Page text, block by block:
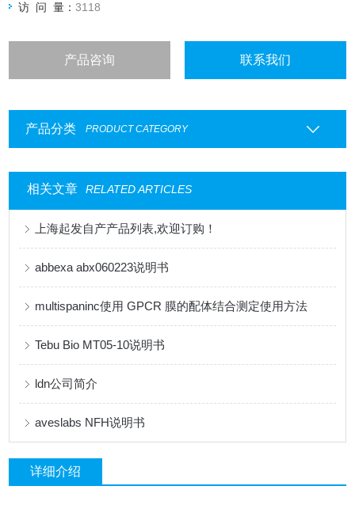
访 问 量：3118
产品咨询 联系我们
产品分类 PRODUCT CATEGORY
相关文章 RELATED ARTICLES
上海起发自产产品列表,欢迎订购！
abbexa abx060223说明书
multispaninc使用 GPCR 膜的配体结合测定使用方法
Tebu Bio MT05-10说明书
ldn公司简介
aveslabs NFH说明书
详细介绍